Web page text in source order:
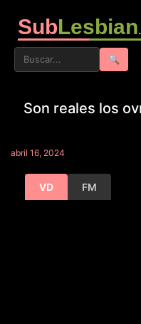
SubLesbian
🔍
Son reales los
abril 16, 2024
VD FM